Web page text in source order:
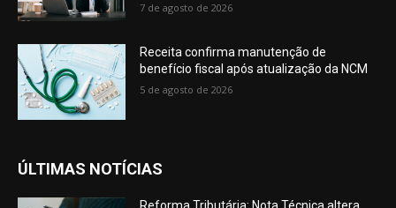
7 de agosto de 2026
Receita confirma manutenção de
benefício fiscal após atualização da NCM
5 de agosto de 2026
ÚLTIMAS NOTÍCIAS
Reforma Tributária: Nota Técnica altera